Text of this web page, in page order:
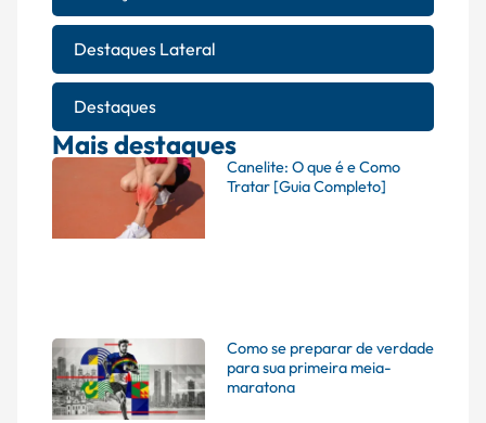
Destaques Lateral
Destaques
Mais destaques
Canelite: O que é e Como
Tratar [Guia Completo]
Como se preparar de verdade
para sua primeira meia-
maratona